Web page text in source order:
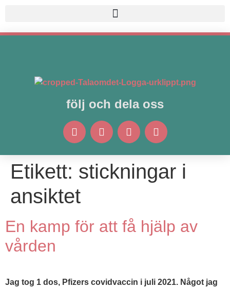
följ och dela oss
Etikett: stickningar i
ansiktet
En kamp för att få hjälp av
vården
Jag tog 1 dos, Pfizers covidvaccin i juli 2021. Något jag